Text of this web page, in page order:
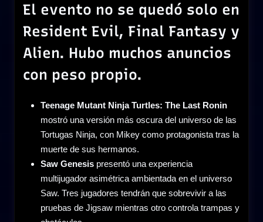
El evento no se quedó solo en
Resident Evil, Final Fantasy y
Alien. Hubo muchos anuncios
con peso propio.
Teenage Mutant Ninja Turtles: The Last Ronin
mostró una versión más oscura del universo de las
Tortugas Ninja, con Mikey como protagonista tras la
muerte de sus hermanos.
Saw Genesis presentó una experiencia
multijugador asimétrica ambientada en el universo
Saw. Tres jugadores tendrán que sobrevivir a las
pruebas de Jigsaw mientras otro controla trampas y